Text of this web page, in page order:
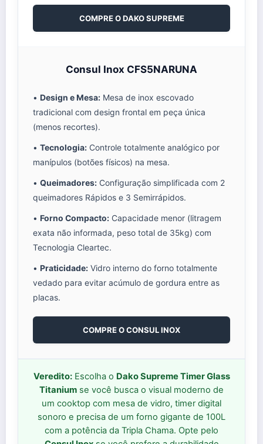
COMPRE O DAKO SUPREME
Consul Inox CFS5NARUNA
• Design e Mesa: Mesa de inox escovado
tradicional com design frontal em peça única
(menos recortes).
• Tecnologia: Controle totalmente analógico por
manípulos (botões físicos) na mesa.
• Queimadores: Configuração simplificada com 2
queimadores Rápidos e 3 Semirrápidos.
• Forno Compacto: Capacidade menor (litragem
exata não informada, peso total de 35kg) com
Tecnologia Cleartec.
• Praticidade: Vidro interno do forno totalmente
vedado para evitar acúmulo de gordura entre as
placas.
COMPRE O CONSUL INOX
Veredito:Escolha o Dako Supreme Timer Glass
Titanium se você busca o visual moderno de
um cooktop com mesa de vidro, timer digital
sonoro e precisa de um forno gigante de 100L
com a potência da Tripla Chama. Opte pelo